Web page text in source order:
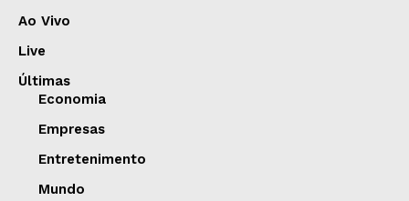
Ao Vivo
Live
Últimas
Economia
Empresas
Entretenimento
Mundo